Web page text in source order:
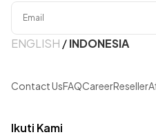
ENGLISH /INDONESIA
Contact UsFAQCareerReseller
Ikuti Kami